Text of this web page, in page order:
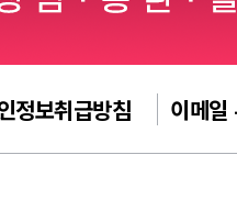
정보취급방침 이메일